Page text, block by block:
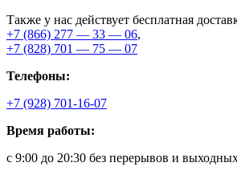
Также у нас действует бесплатная
+7 (866) 277 — 33 — 06,
+7 (828) 701 — 75 — 07
Телефоны:
+7 (928) 701-16-07
Время работы:
с 9:00 до 20:30 без перерывов и